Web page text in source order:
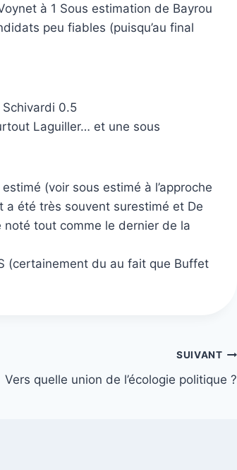
à 1 Sous estimation de Bayrou
peu fiables (puisqu’au final
Schivardi 0.5
Laguiller… et une sous
(voir sous estimé à l’approche
été très souvent surestimé et De
tout comme le dernier de la
(certainement du au fait que Buffet
SUIVANT
Vers quelle union de l’écologie politique ?